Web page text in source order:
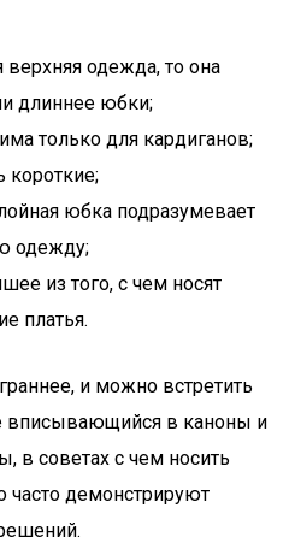
одежда, то она
длиннее юбки;
только для кардиганов;
короткие;
юбка подразумевает
одежду;
из того, с чем носят
платья.
и можно встретить
вписывающийся в каноны и
в советах с чем носить
часто демонстрируют